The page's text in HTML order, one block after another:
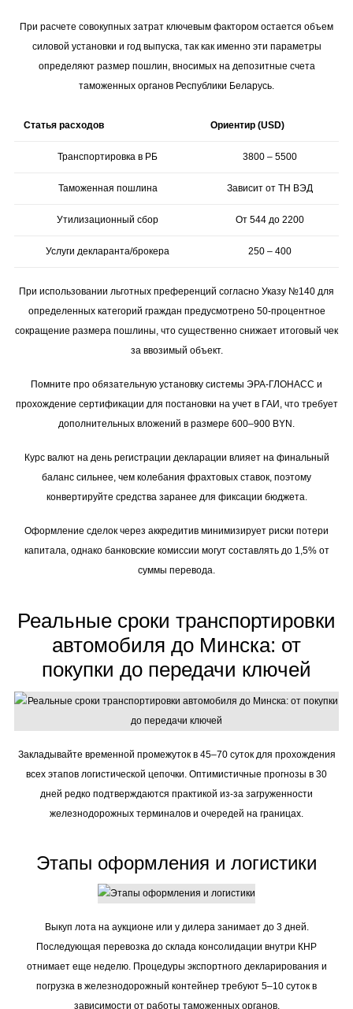
При расчете совокупных затрат ключевым фактором остается объем
силовой установки и год выпуска, так как именно эти параметры
определяют размер пошлин, вносимых на депозитные счета
таможенных органов Республики Беларусь.
Статья расходов Ориентир (USD)
Транспортировка в РБ 3800 – 5500
Таможенная пошлина Зависит от ТН ВЭД
Утилизационный сбор От 544 до 2200
Услуги декларанта/брокера 250 – 400
При использовании льготных преференций согласно Указу №140 для
определенных категорий граждан предусмотрено 50-процентное
сокращение размера пошлины, что существенно снижает итоговый чек
за ввозимый объект.
Помните про обязательную установку системы ЭРА-ГЛОНАСС и
прохождение сертификации для постановки на учет в ГАИ, что требует
дополнительных вложений в размере 600–900 BYN.
Курс валют на день регистрации декларации влияет на финальный
баланс сильнее, чем колебания фрахтовых ставок, поэтому
конвертируйте средства заранее для фиксации бюджета.
Оформление сделок через аккредитив минимизирует риски потери
капитала, однако банковские комиссии могут составлять до 1,5% от
суммы перевода.
Реальные сроки транспортировки
автомобиля до Минска: от
покупки до передачи ключей
Закладывайте временной промежуток в 45–70 суток для прохождения
всех этапов логистической цепочки. Оптимистичные прогнозы в 30
дней редко подтверждаются практикой из-за загруженности
железнодорожных терминалов и очередей на границах.
Этапы оформления и логистики
Выкуп лота на аукционе или у дилера занимает до 3 дней.
Последующая перевозка до склада консолидации внутри КНР
отнимает еще неделю. Процедуры экспортного декларирования и
погрузка в железнодорожный контейнер требуют 5–10 суток в
зависимости от работы таможенных органов.